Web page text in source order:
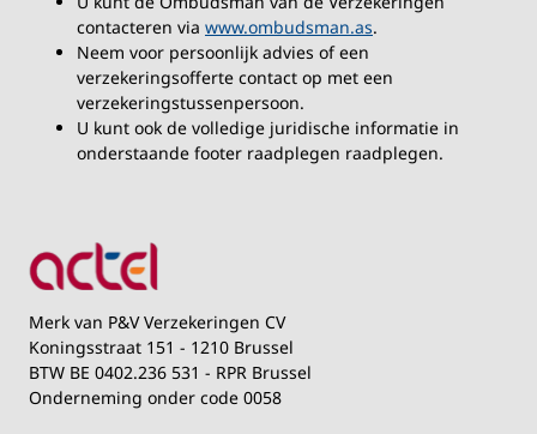
contacteren via www.ombudsman.as.
Neem voor persoonlijk advies of een
verzekeringsofferte contact op met een
verzekeringstussenpersoon.
U kunt ook de volledige juridische informatie in
onderstaande footer raadplegen raadplegen.
Merk van P&V Verzekeringen CV
Koningsstraat 151 - 1210 Brussel
BTW BE 0402.236 531 - RPR Brussel
Onderneming onder code 0058